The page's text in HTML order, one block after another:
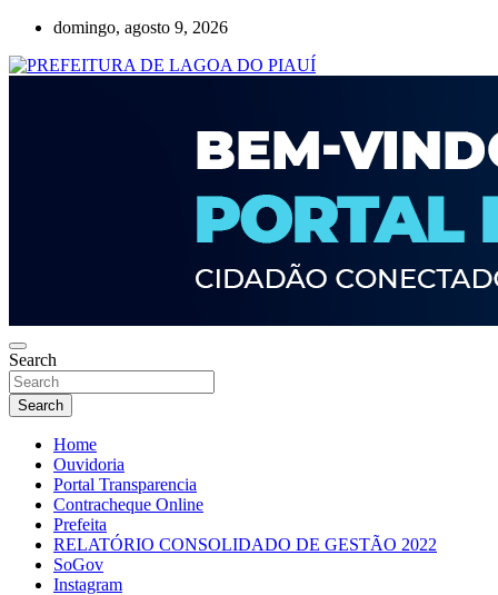
Skip
content
domingo, agosto 9, 2026
Search
Search
Home
Ouvidoria
Portal Transparencia
Contracheque Online
Prefeita
RELATÓRIO CONSOLIDADO DE GESTÃO 2022
SoGov
Instagram